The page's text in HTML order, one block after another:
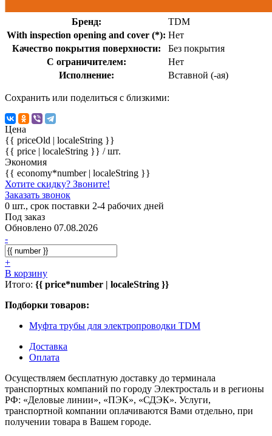
Бренд:
TDM
With inspection opening and cover (*): Нет
Качество покрытия поверхности:
Без покрытия
С ограничителем:
Нет
Исполнение:
Вставной (-ая)
Сохранить или поделиться с близкими:
Цена
{{ priceOld | localeString }}
{{ price | localeString }} / шт.
Экономия
{{ economy*number | localeString }}
Хотите скидку? Звоните!
Заказать звонок
0 шт., срок поставки 2-4 рабочих дней
Под заказ
Обновлено 07.08.2026
-
+
В корзину
Итого: {{ price*number | localeString }}
Подборки товаров:
Муфта трубы для электропроводки TDM
Доставка
Оплата
Осуществляем бесплатную доставку до терминала
транспортных компаний по городу Электросталь и в регионы
РФ: «Деловые линии», «ПЭК», «СДЭК». Услуги,
транспортной компании оплачиваются Вами отдельно, при
получении товара в Вашем городе.